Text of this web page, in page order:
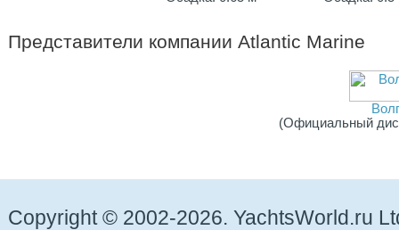
Представители компанииAtlantic Marine
(Официальный
Copyright © 2002-2026. YachtsWorld.ru